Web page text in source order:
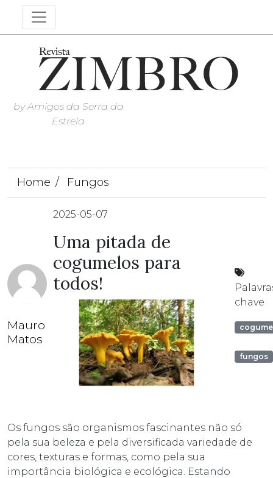
by Amigos da Serra da
Estrela
Home Fungos
Mauro
Matos
2025-05-07
Uma pitada de
cogumelos para
todos!
chave
fungos
Os fungos são organismos fascinantes não só
pela sua beleza e pela diversificada variedade de
cores, texturas e formas, como pela sua
importância biológica e ecológica. Estando